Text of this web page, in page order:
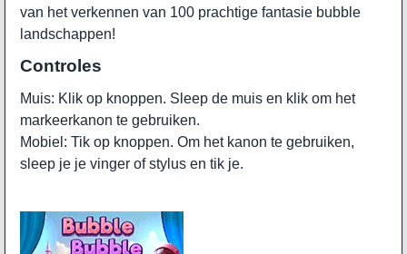
van het verkennen van 100 prachtige fantasie bubble
landschappen!
Controles
Muis: Klik op knoppen. Sleep de muis en klik om het
markeerkanon te gebruiken.
Mobiel: Tik op knoppen. Om het kanon te gebruiken,
sleep je je vinger of stylus en tik je.